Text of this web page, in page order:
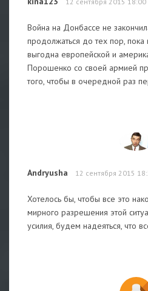
Война на Донбассе не
продолжаться до тех пор, пока
выгодна европейской и
Порошенко со своей армией
того, чтобы в очередной раз
Andryusha 12 сентября 2015
Хотелось бы, чтобы все это
мирного разрешения этой
усилия, будем надеяться, что